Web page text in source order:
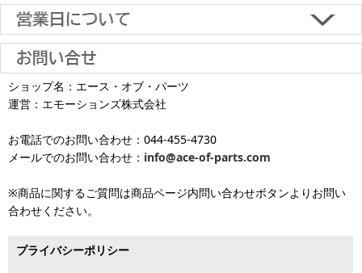
※銀行振り込み・郵便振替・コンビニ決済・PayPayオンライン決済
の場合、ご入金確認後の発送となります。
※一部適用外の地域や商品がありますのでご了承ください。
※お届け先が異なる場合は別途お届け先分の送料がかかります。
沖縄へのお届けは、送料とは別に地域料金が発生します。サイズに
より金額が異なるので、詳しい料金については
となります（当日・土日祝日出荷不可）
金具に関しては、条件を満たしている場合は返品をお受けいたしま
す。
【初期不良・保証について】
商品到着後1週間以内であれば、初期不良の受け付けを行います。
返品対応の詳細、各種保証については
をご覧ください。
土日祝日も当日出荷いたします
■お届けについて
お届け日のご指定がない場合は、最短出荷・最短到着で発送いたし
ます。
平日は15時・土曜は11時・日曜祝日は10時までのご注文で当日出荷
が可能です。
済・代引決済のみ当日出荷が可能です。
※クレジットカード・代引き決済以外のお支払方法を選択されてい
※メーカー発注品は除きます。
土 日 祝日も
発送しています
※出荷休業日を除く
ショップ名：エース・オブ・パーツ
運営：エモーションズ株式会社
お電話でのお問い合わせ：044-455-4730
メールでのお問い合わせ： info@ace-of-parts.com
※商品に関するご質問は商品ページ内問い合わせボタンよりお問い
合わせください。
プライバシーポリシー